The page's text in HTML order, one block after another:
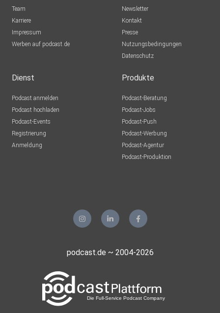
Team
Karriere
Impressum
Werben auf podcast.de
Newsletter
Kontakt
Presse
Nutzungsbedingungen
Datenschutz
Dienst
Podcast anmelden
Podcast hochladen
Podcast-Events
Registrierung
Anmeldung
Produkte
Podcast-Beratung
Podcast-Jobs
Podcast-Push
Podcast-Werbung
Podcast-Agentur
Podcast-Produktion
podcast.de ~ 2004-2026